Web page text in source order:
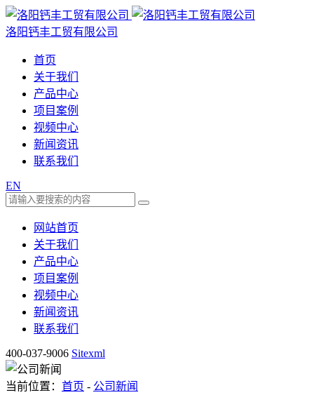
洛阳钙丰工贸有限公司
首页
关于我们
产品中心
项目案例
视频中心
新闻资讯
联系我们
EN
网站首页
关于我们
产品中心
项目案例
视频中心
新闻资讯
联系我们
400-037-9006 Sitexml
当前位置： 首页 - 公司新闻